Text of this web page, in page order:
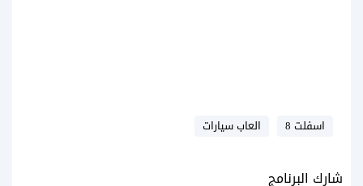
اسفلت 8 العاب سيارات
شارك البرنامج